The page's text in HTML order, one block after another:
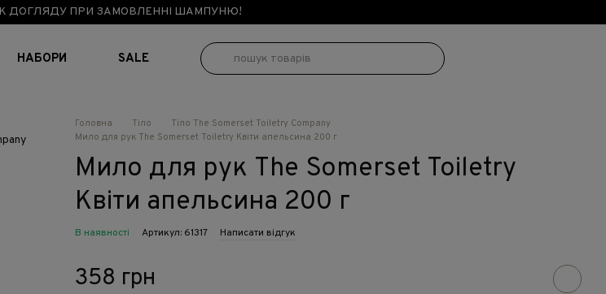
ДОГЛЯДУ ПРИ ЗАМОВЛЕННІ ШАМПУНЮ!
НАБОРИ SALE
Головна Тіло
Тіло The Somerset Toiletry Company
Мило для рук The Somerset Toiletry Квіти апельсина 200 г
Мило для рук The Somerset Toiletry
Квіти апельсина 200 г
В наявності Артикул: 61317 Написати відгук
358 грн